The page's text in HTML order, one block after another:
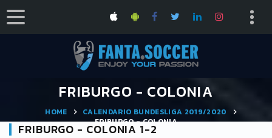
FRIBURGO - COLONIA
HOME
CALENDARIO BUNDESLIGA 2019/2020
FRIBURGO - COLONIA
FRIBURGO - COLONIA 1-2